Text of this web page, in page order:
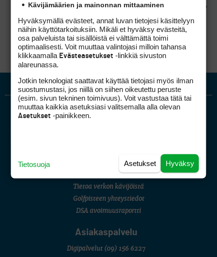
osakkeilla olisi eri oikeuksia esim. riippuen siitä,
yhtiökokouksessa saada siihen kaikkien sen
lajin osakkeenomistajien suostumus.
Golfpiste mediakortti
Mediahinnasto
Tietoa verkon kävijöistä
Golfpisteen yhteystiedot
DSA avoimuusraportti
Asiakaspalvelu
Digipalvelut (09) 156 6227
Kävijämäärien ja mainonnan mittaaminen
Hyväksymällä evästeet, annat luvan tietojesi käsittelyyn
näihin käyttötarkoituksiin. Mikäli et hyväksy evästeitä,
osa palveluista tai sisällöistä ei välttämättä toimi
optimaalisesti. Voit muuttaa valintojasi milloin tahansa
klikkaamalla Evästeasetukset -linkkiä sivuston
alareunassa.
Jotkin teknologiat saattavat käyttää tietojasi myös ilman
suostumustasi, jos niillä on siihen oikeutettu peruste
(esim. sivun tekninen toimivuus). Voit vastustaa tätä tai
muuttaa kaikkia asetuksiasi valitsemalla alla olevan
Asetukset -painikkeen.
Hyväksy
Asetukset
Tietosuoja